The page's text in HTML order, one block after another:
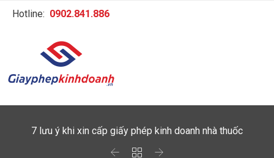
Hotline: 0902.841.886
7 lưu ý khi xin cấp giấy phép kinh doanh nhà thuốc
  